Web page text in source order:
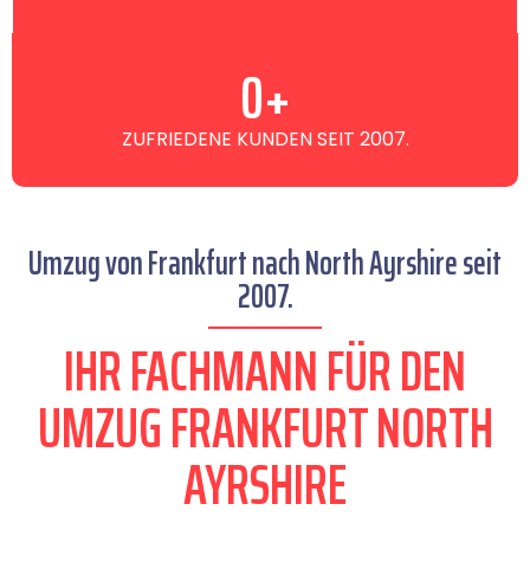
ZUFRIEDENE KUNDEN SEIT 2007.
0+
Umzug von Frankfurt nach North Ayrshire seit
2007.
IHR FACHMANN FÜR DEN
UMZUG FRANKFURT NORTH
AYRSHIRE